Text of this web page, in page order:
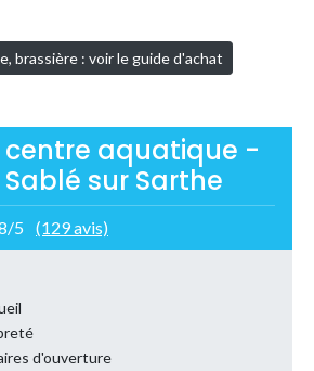
brassière : voir le guide d'achat
centre aquatique -
Sablé sur Sarthe
5 (129 avis)
d'ouverture